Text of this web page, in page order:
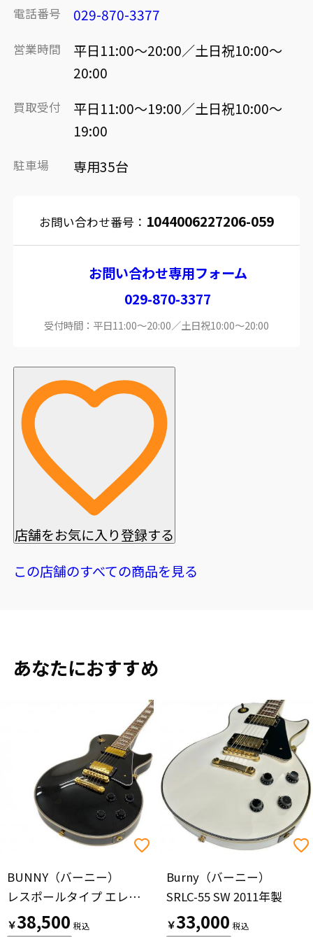
電話番号 029-870-3377
営業時間
平日11:00～20:00／土日祝10:00～
20:00
買取受付
平日11:00～19:00／土日祝10:00～
19:00
駐車場 専用35台
お問い合わせ番号： 1044006227206-059
お問い合わせ専用フォーム
029-870-3377
受付時間：平日11:00～20:00／土日祝10:00～20:00
店舗をお気に入り登録する
この店舗のすべての商品を見る
あなたにおすすめ
BUNNY（バーニー）
レスポールタイプ エレキギター SRLC-55 2023年製 ブラック @
￥38,500
Burny（バーニー）
SRLC-55 SW 2011年製
￥33,000